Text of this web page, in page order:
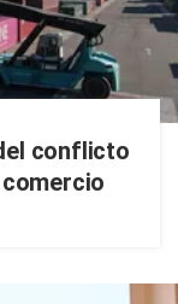
conflicto